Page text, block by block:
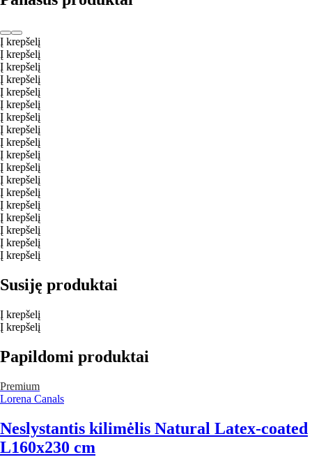
Į krepšelį
Į krepšelį
Į krepšelį
Į krepšelį
Į krepšelį
Į krepšelį
Į krepšelį
Į krepšelį
Į krepšelį
Į krepšelį
Į krepšelį
Į krepšelį
Į krepšelį
Į krepšelį
Į krepšelį
Į krepšelį
Į krepšelį
Į krepšelį
Susiję produktai
Į krepšelį
Į krepšelį
Papildomi produktai
Premium
Lorena Canals
Neslystantis kilimėlis Natural Latex-coated
L160x230 cm